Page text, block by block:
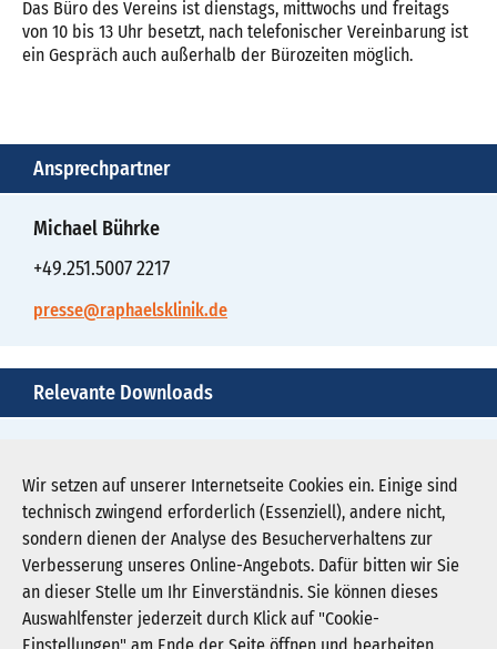
Wir setzen auf unserer Internetseite Cookies ein. Einige sind
technisch zwingend erforderlich (Essenziell), andere nicht,
sondern dienen der Analyse des Besucherverhaltens zur
Verbesserung unseres Online-Angebots. Dafür bitten wir Sie
an dieser Stelle um Ihr Einverständnis. Sie können dieses
Auswahlfenster jederzeit durch Klick auf "Cookie-
Das Büro des Vereins ist dienstags, mittwochs und freitags
von 10 bis 13 Uhr besetzt, nach telefonischer Vereinbarung ist
ein Gespräch auch außerhalb der Bürozeiten möglich.
Ansprechpartner
Michael Bührke
+49.251.5007 2217
presse@raphaelsklinik.de
Relevante Downloads
1.jpg
Download JPG (2.866 KB)
Newsletter abonnieren